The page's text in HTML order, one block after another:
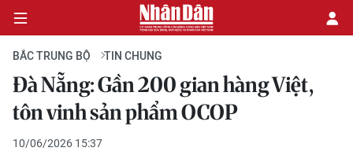
CHÍNH TRỊ
KINH TẾ
BẮC TRUNG BỘ TIN CHUNG
Đà Nẵng: Gần 200 gian hàng Việt,
tôn vinh sản phẩm OCOP
10/06/2026 15:37